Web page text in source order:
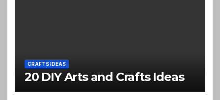
CRAFTS IDEAS
20 DIY Arts and Crafts Ideas